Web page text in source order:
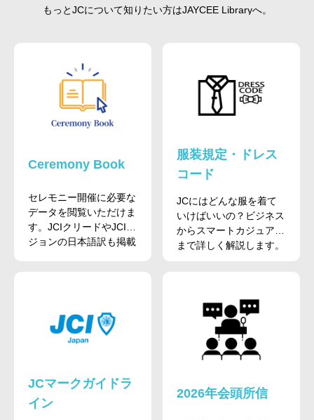
もっとJCについて知りたい方はJAYCEE Libraryへ。
Ceremony Book
セレモニー開催に必要な
データを閲覧いただけま
す。JCIクリードやJCIビ
ジョンの日本語訳も掲載
服装規定・ドレス
コード
JCにはどんな服を着て
いけばいいの？ビジネス
からスマートカジュアル
まで詳しく解説します。
JCマークガイドラ
イン
2026年会頭所信